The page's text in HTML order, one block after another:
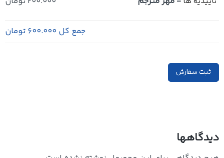
جمع کل600.000 تومان
ثبت سفارش
دیدگاهها